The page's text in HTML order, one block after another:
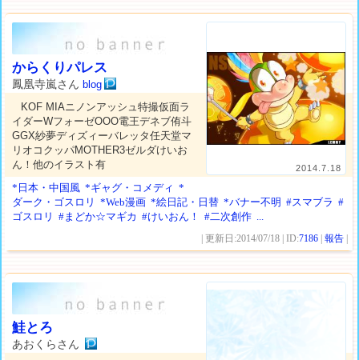
2014.7.18
からくりパレス
鳳凰寺嵐さんblog
KOF MIAニノンアッシュ特撮仮面ラ
イダーWフォーゼOOO電王デネブ侑斗
GGX紗夢ディズィーバレッタ任天堂マ
リオコクッパMOTHER3ゼルダけいお
ん！他のイラスト有
*日本・中国風 *ギャグ・コメディ *
ダーク・ゴスロリ
*Web漫画 *絵日記・日替 *バナー不明 #スマブラ #
ゴスロリ
#まどか☆マギカ #けいおん！ #二次創作 ...
| 更新日:2014/07/18 | ID:7186 |報告
鮭とろ
あおくらさん